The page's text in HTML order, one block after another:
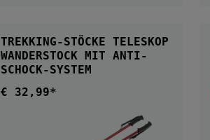
TREKKING-STÖCKE TELESKOP
WANDERSTOCK MIT ANTI-
SCHOCK-SYSTEM
Regulärer Preis:
€ 32,99*